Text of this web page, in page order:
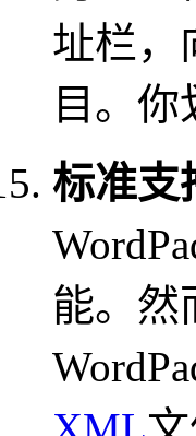
址栏，
目。
标准支
能。然